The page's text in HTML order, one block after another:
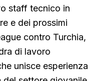
staff tecnico in
e dei prossimi
contro Turchia,
di lavoro
unisce esperienza